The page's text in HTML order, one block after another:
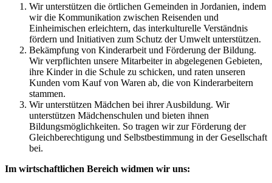
Wir unterstützen die örtlichen Gemeinden in Jordanien, indem
wir die Kommunikation zwischen Reisenden und
Einheimischen erleichtern, das interkulturelle Verständnis
fördern und Initiativen zum Schutz der Umwelt unterstützen.
Bekämpfung von Kinderarbeit und Förderung der Bildung.
Wir verpflichten unsere Mitarbeiter in abgelegenen Gebieten,
ihre Kinder in die Schule zu schicken, und raten unseren
Kunden vom Kauf von Waren ab, die von Kinderarbeitern
stammen.
Wir unterstützen Mädchen bei ihrer Ausbildung. Wir
unterstützen Mädchenschulen und bieten ihnen
Bildungsmöglichkeiten. So tragen wir zur Förderung der
Gleichberechtigung und Selbstbestimmung in der Gesellschaft
bei.
Im wirtschaftlichen Bereich widmen wir uns: